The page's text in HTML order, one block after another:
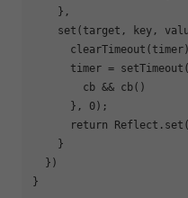
    },
set(target, key,
      clearTimeout(timer)
      timer = setTimeout(
        cb && cb()
      },
0);
return
Reflect
    }
  })
}